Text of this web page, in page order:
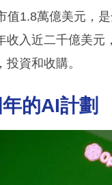
值1.8萬億美元，
收入近二千億美元
投資和收購。
的AI計劃